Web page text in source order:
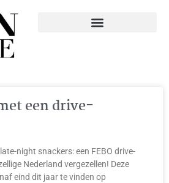
een drive-
night snackers: een FEBO drive-
Nederland vergezellen! Deze
eind dit jaar te vinden op